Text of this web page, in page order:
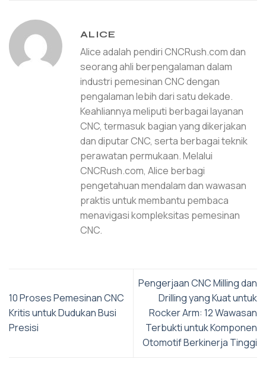
ALICE
Alice adalah pendiri CNCRush.com dan
seorang ahli berpengalaman dalam
industri pemesinan CNC dengan
pengalaman lebih dari satu dekade.
Keahliannya meliputi berbagai layanan
CNC, termasuk bagian yang dikerjakan
dan diputar CNC, serta berbagai teknik
perawatan permukaan. Melalui
CNCRush.com, Alice berbagi
pengetahuan mendalam dan wawasan
praktis untuk membantu pembaca
menavigasi kompleksitas pemesinan
CNC.
10 Proses Pemesinan CNC
Kritis untuk Dudukan Busi
Presisi
Pengerjaan CNC Milling dan
Drilling yang Kuat untuk
Rocker Arm: 12 Wawasan
Terbukti untuk Komponen
Otomotif Berkinerja Tinggi